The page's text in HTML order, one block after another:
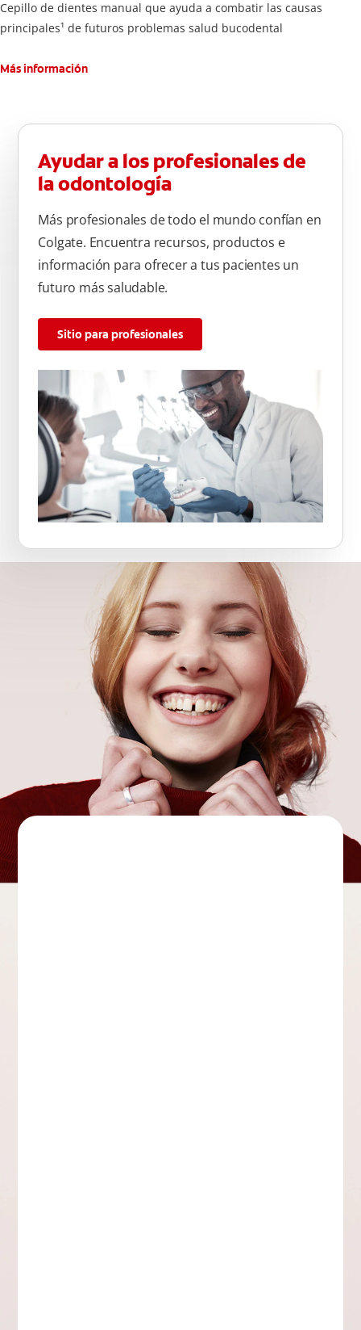
Cepillo de dientes manual que ayuda a combatir las causas
principales¹ de futuros problemas salud bucodental
Más información
Ayudar a los profesionales de
la odontología
Más profesionales de todo el mundo confían en
Colgate. Encuentra recursos, productos e
información para ofrecer a tus pacientes un
futuro más saludable.
Sitio para profesionales